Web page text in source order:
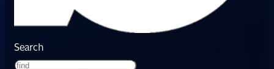
Search